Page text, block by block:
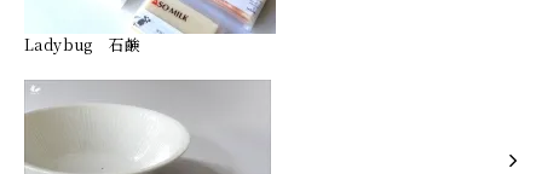
Ladybug 石鹸